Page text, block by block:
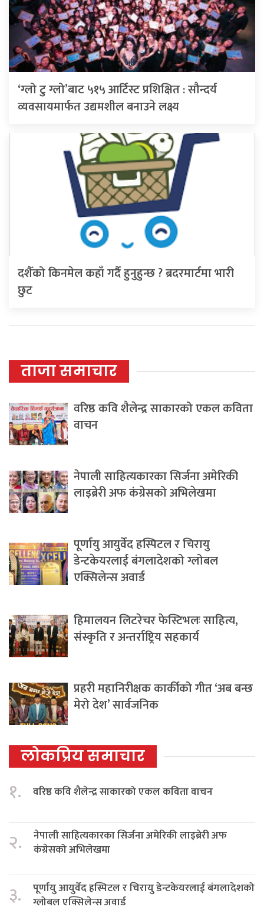
‘ग्लो टु ग्लो’बाट ५१५ आर्टिस्ट प्रशिक्षित : सौन्दर्य
व्यवसायमार्फत उद्यमशील बनाउने लक्ष्य
दशैँको किनमेल कहाँ गर्दै हुनुहुन्छ ? ब्रदरमार्टमा भारी
छुट
ताजा समाचार
वरिष्ठ कवि शैलेन्द्र साकारको एकल कविता
वाचन
नेपाली साहित्यकारका सिर्जना अमेरिकी
लाइब्रेरी अफ कंग्रेसको अभिलेखमा
पूर्णायु आयुर्वेद हस्पिटल र चिरायु
डेन्टकेयरलाई बंगलादेशको ग्लोबल
एक्सिलेन्स अवार्ड
हिमालयन लिटरेचर फेस्टिभलः साहित्य,
संस्कृति र अन्तर्राष्ट्रिय सहकार्य
प्रहरी महानिरीक्षक कार्कीको गीत ‘अब बन्छ
मेरो देश’ सार्वजनिक
लोकप्रिय समाचार
१. वरिष्ठ कवि शैलेन्द्र साकारको एकल कविता वाचन
२.
नेपाली साहित्यकारका सिर्जना अमेरिकी लाइब्रेरी अफ
कंग्रेसको अभिलेखमा
३.
पूर्णायु आयुर्वेद हस्पिटल र चिरायु डेन्टकेयरलाई बंगलादेशको
ग्लोबल एक्सिलेन्स अवार्ड